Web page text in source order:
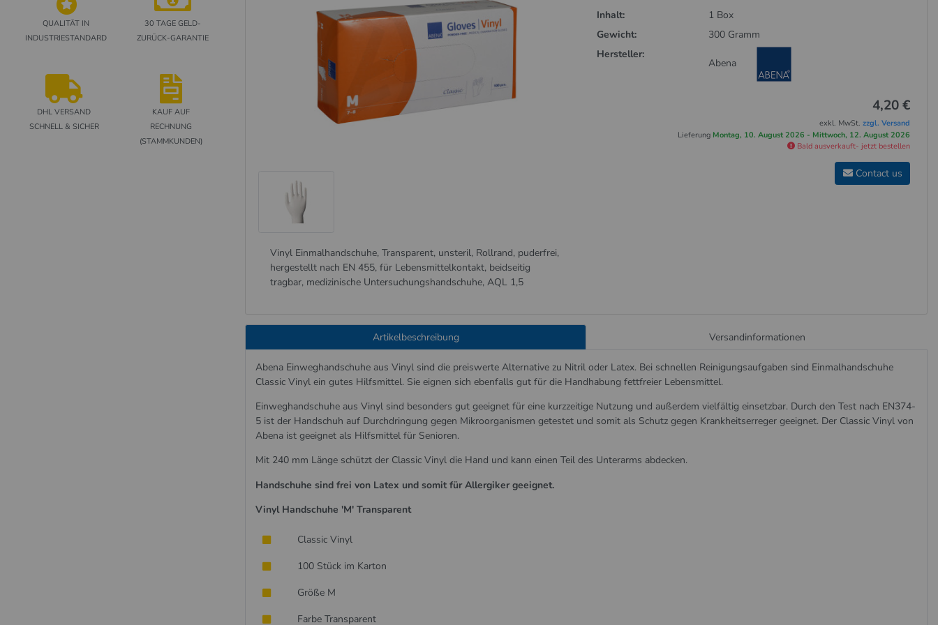
Vinyl Einmalhandschuhe, Transparent, unsteril, Rollrand, puderfrei,
hergestellt nach EN 455, für Lebensmittelkontakt, beidseitig
tragbar, medizinische Untersuchungshandschuhe, AQL 1,5
Inhalt:
1 Box
Gewicht:
300 Gramm
Hersteller:
Abena
4,20 €
exkl. MwSt.zzgl. Versand
Lieferung Montag, 10. August 2026 - Mittwoch, 12. August 2026
Bald ausverkauft- jetzt bestellen
Contact us
Artikelbeschreibung Versandinformationen
Abena Einweghandschuhe aus Vinyl sind die preiswerte Alternative zu Nitril oder Latex. Bei schnellen Reinigungsaufgaben sind Einmalhandschuhe
Classic Vinyl ein gutes Hilfsmittel. Sie eignen sich ebenfalls gut für die Handhabung fettfreier Lebensmittel.
Einweghandschuhe aus Vinyl sind besonders gut geeignet für eine kurzzeitige Nutzung und außerdem vielfältig einsetzbar. Durch den Test nach EN374-
5 ist der Handschuh auf Durchdringung gegen Mikroorganismen getestet und somit als Schutz gegen Krankheitserreger geeignet. Der Classic Vinyl von
Abena ist geeignet als Hilfsmittel für Senioren.
Mit 240 mm Länge schützt der Classic Vinyl die Hand und kann einen Teil des Unterarms abdecken.
Handschuhe sind frei von Latex und somit für Allergiker geeignet.
Vinyl Handschuhe 'M' Transparent
Classic Vinyl
100 Stück im Karton
Größe M
Farbe Transparent
QUALITÄT IN
INDUSTRIESTANDARD
30 TAGE GELD-
ZURÜCK-GARANTIE
DHL VERSAND
SCHNELL & SICHER
KAUF AUF
RECHNUNG
(STAMMKUNDEN)